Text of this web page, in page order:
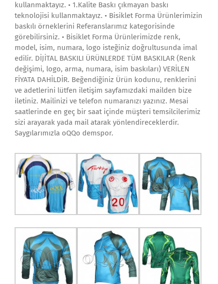
kullanmaktayız. • 1.Kalite Baskı çıkmayan baskı
teknolojisi kullanmaktayız. • Bisiklet Forma Ürünlerimizin
baskılı örneklerini Referanslarımız kategorisinde
görebilirsiniz. • Bisiklet Forma Ürünlerimizde renk,
model, isim, numara, logo isteğiniz doğrultusunda imal
edilir. DİJİTAL BASKILI ÜRÜNLERDE TÜM BASKILAR (Renk
değişimi, logo, arma, numara, isim baskıları) VERİLEN
FİYATA DAHİLDİR. Beğendiğiniz Ürün kodunu, renklerini
ve adetlerini lütfen iletişim sayfamızdaki mailden bize
iletiniz. Mailinizi ve telefon numaranızı yazınız. Mesai
saatlerinde en geç bir saat içinde müşteri temsilcilerimiz
sizi arayarak yada mail atarak yönlendireceklerdir.
Saygılarımızla oQQo demspor.